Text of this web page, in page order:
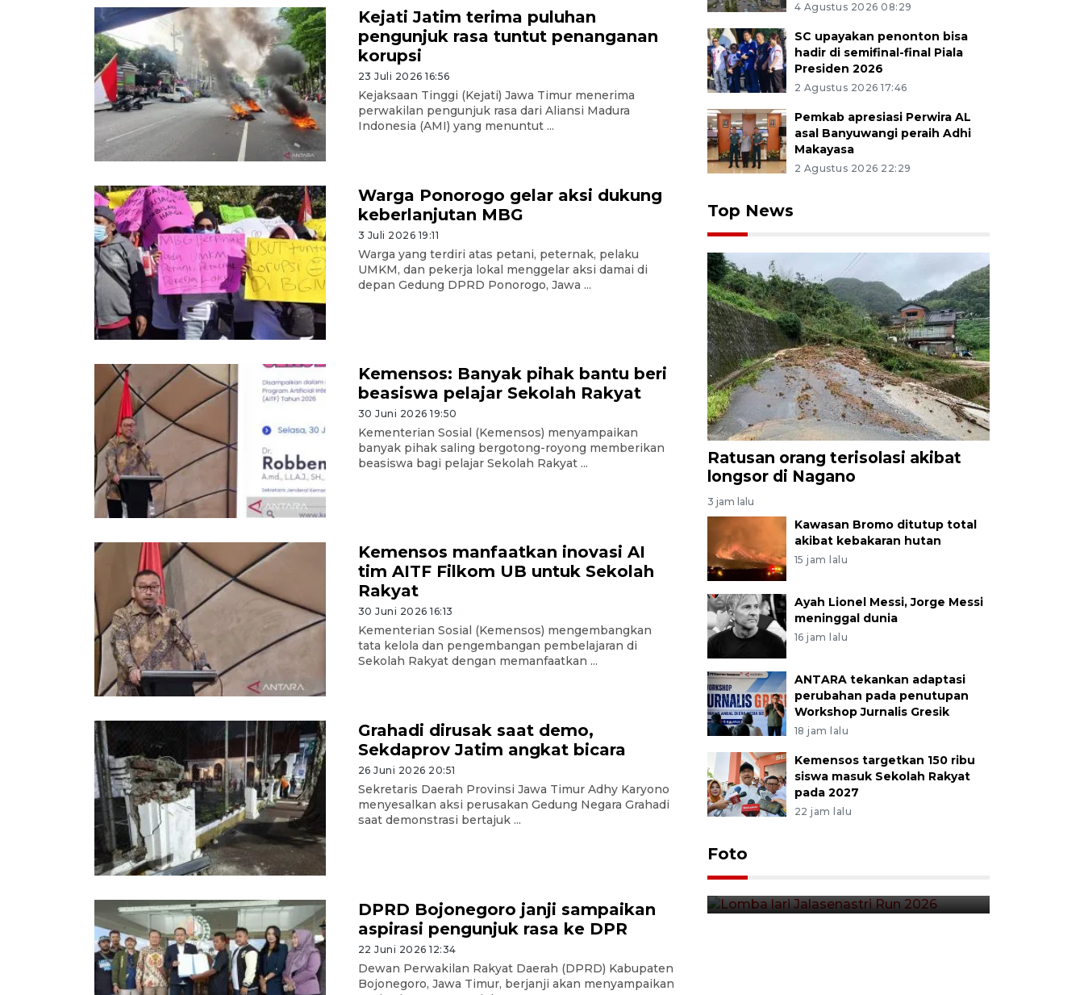
Kejati Jatim terima puluhan
pengunjuk rasa tuntut penanganan
korupsi
23 Juli 2026 16:56
Kejaksaan Tinggi (Kejati) Jawa Timur menerima
perwakilan pengunjuk rasa dari Aliansi Madura
Indonesia (AMI) yang menuntut ...
Warga Ponorogo gelar aksi dukung
keberlanjutan MBG
3 Juli 2026 19:11
Warga yang terdiri atas petani, peternak, pelaku
UMKM, dan pekerja lokal menggelar aksi damai di
depan Gedung DPRD Ponorogo, Jawa ...
Kemensos: Banyak pihak bantu beri
beasiswa pelajar Sekolah Rakyat
30 Juni 2026 19:50
Kementerian Sosial (Kemensos) menyampaikan
banyak pihak saling bergotong-royong memberikan
beasiswa bagi pelajar Sekolah Rakyat ...
Kemensos manfaatkan inovasi AI
tim AITF Filkom UB untuk Sekolah
Rakyat
30 Juni 2026 16:13
Kementerian Sosial (Kemensos) mengembangkan
tata kelola dan pengembangan pembelajaran di
Sekolah Rakyat dengan memanfaatkan ...
Grahadi dirusak saat demo,
Sekdaprov Jatim angkat bicara
26 Juni 2026 20:51
Sekretaris Daerah Provinsi Jawa Timur Adhy Karyono
menyesalkan aksi perusakan Gedung Negara Grahadi
saat demonstrasi bertajuk ...
DPRD Bojonegoro janji sampaikan
aspirasi pengunjuk rasa ke DPR
22 Juni 2026 12:34
Dewan Perwakilan Rakyat Daerah (DPRD) Kabupaten
Bojonegoro, Jawa Timur, berjanji akan menyampaikan
4 Agustus 2026 08:29
SC upayakan penonton bisa
hadir di semifinal-final Piala
Presiden 2026
2 Agustus 2026 17:46
Pemkab apresiasi Perwira AL
asal Banyuwangi peraih Adhi
Makayasa
2 Agustus 2026 22:29
Top News
Ratusan orang terisolasi akibat
longsor di Nagano
3 jam lalu
Kawasan Bromo ditutup total
akibat kebakaran hutan
15 jam lalu
Ayah Lionel Messi, Jorge Messi
meninggal dunia
16 jam lalu
ANTARA tekankan adaptasi
perubahan pada penutupan
Workshop Jurnalis Gresik
18 jam lalu
Kemensos targetkan 150 ribu
siswa masuk Sekolah Rakyat
pada 2027
22 jam lalu
Foto
8 Agustus 2026 12:56
Lomba lari Jalasenastri Run
2026